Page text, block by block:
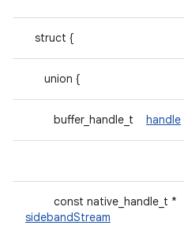
struct {
union {
buffer_handle_t handle
const native_handle_t *
sidebandStream